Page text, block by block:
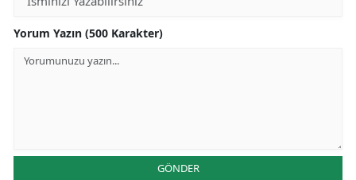
Yorum Yazın (500 Karakter)
GÖNDER